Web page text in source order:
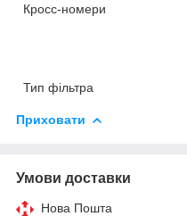
Кросс-номери
Тип фільтра
Приховати
Умови доставки
Нова Пошта